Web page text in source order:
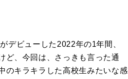
デビューした2022年の1年間、
ど、今回は、さっきも言った通
のキラキラした高校生みたいな感